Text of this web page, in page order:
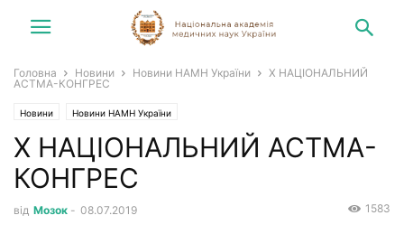
Головна Новини Новини НАМН України
Х НАЦІОНАЛЬНИЙ
АСТМА-КОНГРЕС
Новини Новини НАМН України
Х НАЦІОНАЛЬНИЙ АСТМА-
КОНГРЕС
від Мозок - 08.07.2019 1583